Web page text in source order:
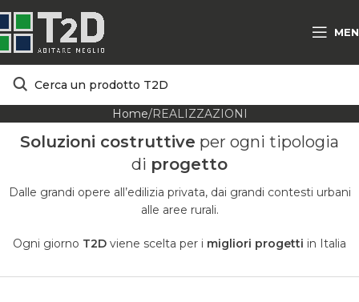
Home REALIZZAZIONI
Soluzioni costruttive per ogni tipologia
di progetto
Dalle grandi opere all’edilizia privata, dai grandi contesti urbani
alle aree rurali.
Ogni giorno T2D viene scelta per i migliori progetti in Italia